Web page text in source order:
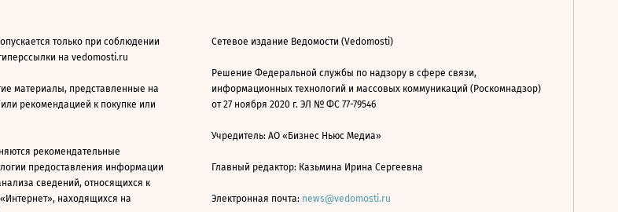
только при соблюдении
на vedomosti.ru
материалы, представленные на
рекомендацией к покупке или
рекомендательные
предоставления информации
сведений, относящихся к
находящихся на
Сетевое издание Ведомости (Vedomosti)
Решение Федеральной службы по надзору в сфере связи,
информационных технологий и массовых коммуникаций (Роскомнадзор)
от 27 ноября 2020 г. ЭЛ № ФС 77-79546
Учредитель: АО «Бизнес Ньюс Медиа»
Главный редактор: Казьмина Ирина Сергеевна
Электронная почта: news@vedomosti.ru